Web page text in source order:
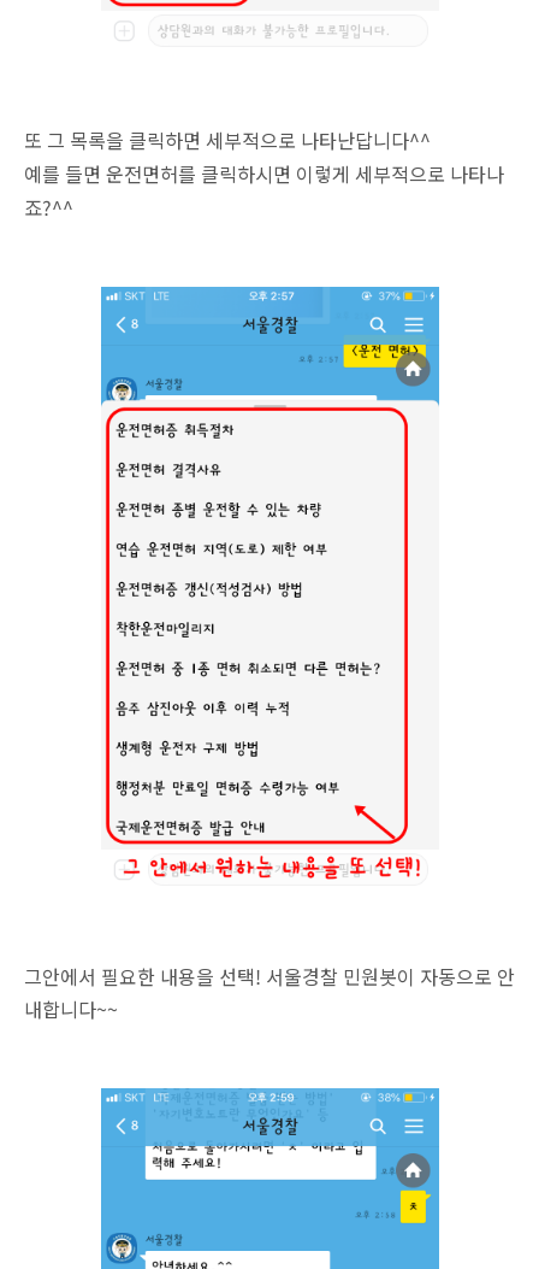
또 그 목록을 클릭하면 세부적으로 나타난답니다^^
예를 들면 운전면허를 클릭하시면 이렇게 세부적으로 나타나
죠?^^
그안에서 필요한 내용을 선택! 서울경찰 민원봇이 자동으로 안
내합니다~~